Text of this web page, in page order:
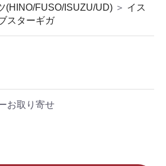
(HINO/FUSO/ISUZU/UD) ＞ イス
スターギガ
お取り寄せ